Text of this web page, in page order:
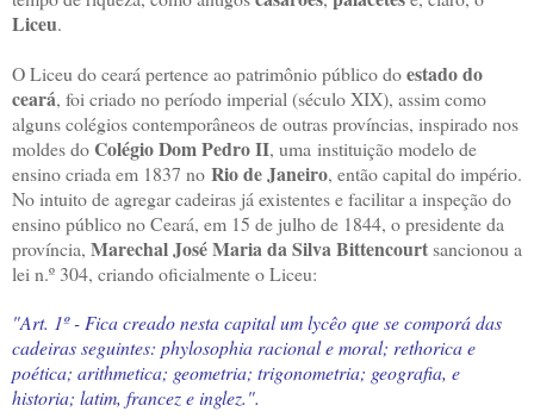
Liceu.
O Liceu do ceará pertence ao patrimônio público doestado do
ceará, foi criado no período imperial (século XIX), assim como
alguns colégios contemporâneos de outras províncias, inspirado nos
moldes doColégio Dom Pedro II, uma instituição modelo de
ensino criada em 1837 no Rio de Janeiro, então capital do império.
No intuito de agregar cadeiras já existentes e facilitar a inspeção do
ensino público no Ceará, em 15 de julho de 1844, o presidente da
província, Marechal José Maria da Silva Bittencourtsancionou a
lei n.º 304, criando oficialmente o Liceu:
"Art. 1º - Fica creado nesta capital um lycêo que se comporá das
cadeiras seguintes: phylosophia racional e moral; rethorica e
poética; arithmetica; geometria; trigonometria; geografia, e
historia; latim, francez e inglez.".